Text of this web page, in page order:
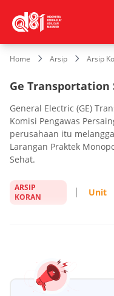
Home Arsip Arsip
Ge Transportation
General Electric (GE)
Komisi Pengawas
perusahaan itu
Larangan Praktek
Sehat.
ARSIP
KORAN
Unit